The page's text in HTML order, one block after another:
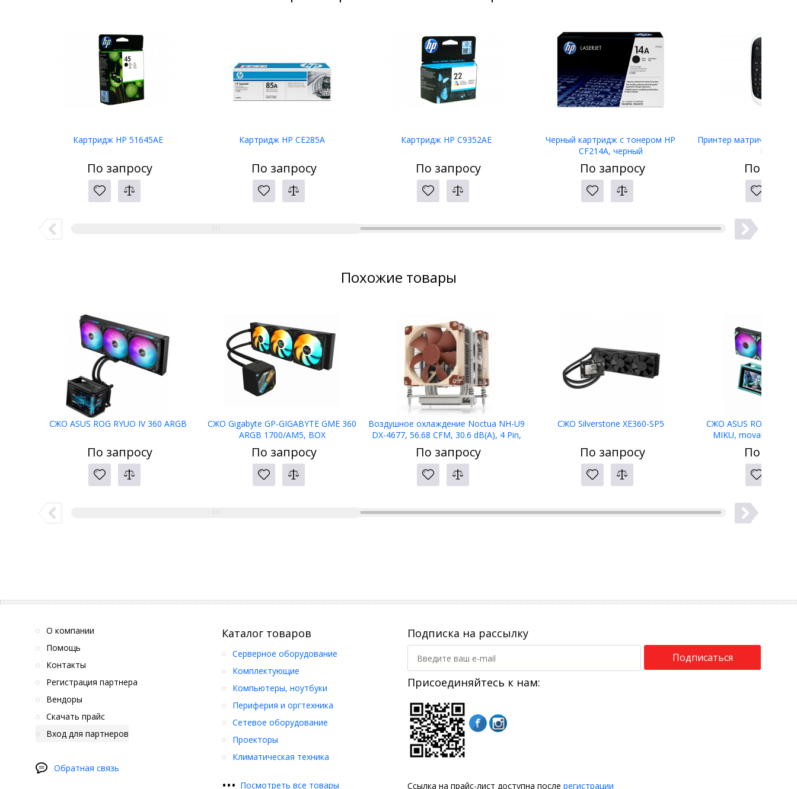
Картридж HP 51645AE
По запросу
Картридж HP CE285A
По запросу
Картридж HP C9352AE
По запросу
Черный картридж с тонером HP
CF214A, черный
По запросу
Принтер матричный
LW-400
По
Похожие товары
СЖО ASUS ROG RYUO IV 360 ARGB
По запросу
СЖО Gigabyte GP-GIGABYTE GME 360
ARGB 1700/AM5, BOX
По запросу
Воздушное охлаждение Noctua NH-U9
DX-4677, 56.68 CFM, 30.6 dB(A), 4 Pin,
Fan amp; Heatsinks
По запросу
СЖО Silverstone XE360-SP5
По запросу
СЖО ASUS ROG RYUO
MIKU, movable
AMOLED display,
1700, 1851,
По
О компании
Помощь
Контакты
Регистрация партнера
Вендоры
Скачать прайс
Вход для партнеров
Обратная связь
Каталог товаров
Серверное оборудование
Комплектующие
Компьютеры, ноутбуки
Периферия и оргтехника
Сетевое оборудование
Проекторы
Климатическая техника
••• Посмотреть все товары
Подписка на рассылку
Подписаться
Присоединяйтесь к нам:
Ссылка на прайс-лист доступна после регистрации